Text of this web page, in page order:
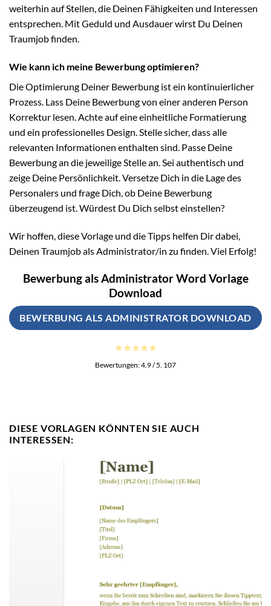
weiterhin auf Stellen, die Deinen Fähigkeiten und Interessen
entsprechen. Mit Geduld und Ausdauer wirst Du Deinen
Traumjob finden.
Wie kann ich meine Bewerbung optimieren?
Die Optimierung Deiner Bewerbung ist ein kontinuierlicher
Prozess. Lass Deine Bewerbung von einer anderen Person
Korrektur lesen. Achte auf eine einheitliche Formatierung
und ein professionelles Design. Stelle sicher, dass alle
relevanten Informationen enthalten sind. Passe Deine
Bewerbung an die jeweilige Stelle an. Sei authentisch und
zeige Deine Persönlichkeit. Versetze Dich in die Lage des
Personalers und frage Dich, ob Deine Bewerbung
überzeugend ist. Würdest Du Dich selbst einstellen?
Wir hoffen, diese Vorlage und die Tipps helfen Dir dabei,
Deinen Traumjob als Administrator/in zu finden. Viel Erfolg!
Bewerbung als Administrator Word Vorlage
Download
BEWERBUNG ALS ADMINISTRATOR DOWNLOAD
Bewertungen:4.9/ 5. 107
DIESE VORLAGEN KÖNNTEN SIE AUCH
INTERESSEN: